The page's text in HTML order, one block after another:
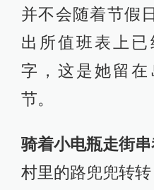
并不会随着节假
出所值班表上
字，这是她留
节。
骑着小电瓶走街
村里的路兜兜转